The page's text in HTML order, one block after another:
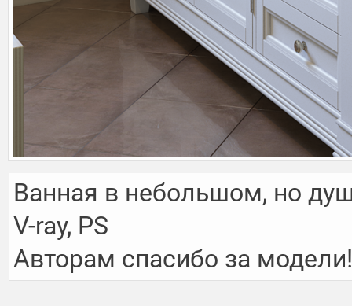
Ванная в небольшом, но
V-ray, PS
Авторам спасибо за модели!